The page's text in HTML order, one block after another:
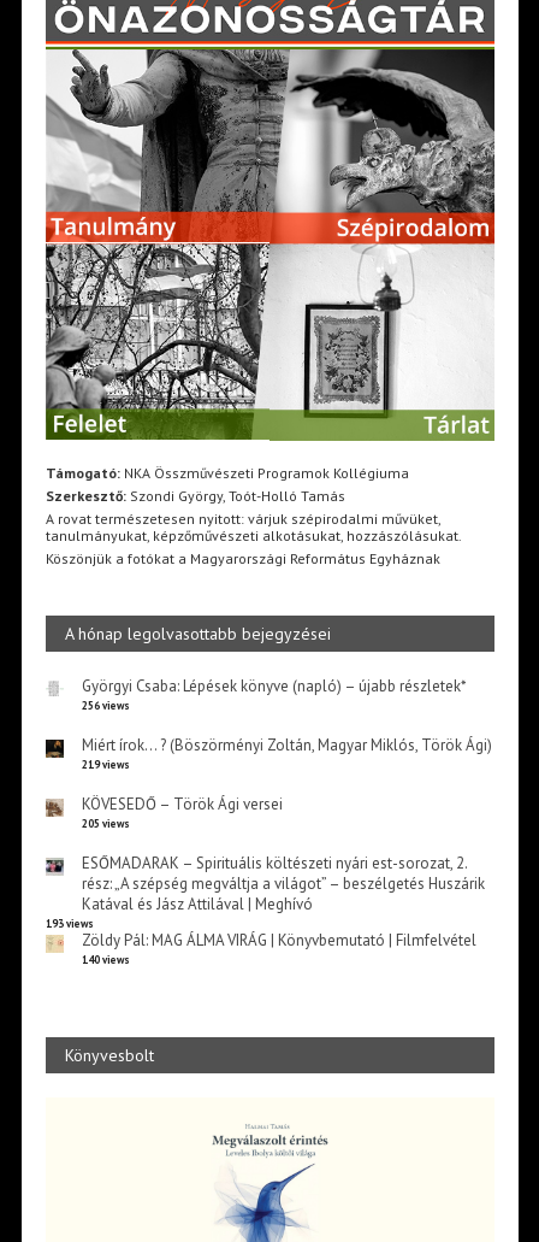
Támogató:NKA Összművészeti Programok Kollégiuma
Szerkesztő:Szondi György, Toót-Holló Tamás
A rovat természetesen nyitott: várjuk szépirodalmi művüket,
tanulmányukat, képzőművészeti alkotásukat, hozzászólásukat.
Köszönjük a fotókat a Magyarországi Református Egyháznak
A hónap legolvasottabb bejegyzései
Györgyi Csaba: Lépések könyve (napló) – újabb részletek*
256 views
Miért írok… ? (Böszörményi Zoltán, Magyar Miklós, Török Ági)
219 views
KÖVESEDŐ – Török Ági versei
205 views
ESŐMADARAK – Spirituális költészeti nyári est-sorozat, 2.
rész: „A szépség megváltja a világot” – beszélgetés Huszárik
Katával és Jász Attilával | Meghívó
193 views
Zöldy Pál: MAG ÁLMA VIRÁG | Könyvbemutató | Filmfelvétel
140 views
Könyvesbolt